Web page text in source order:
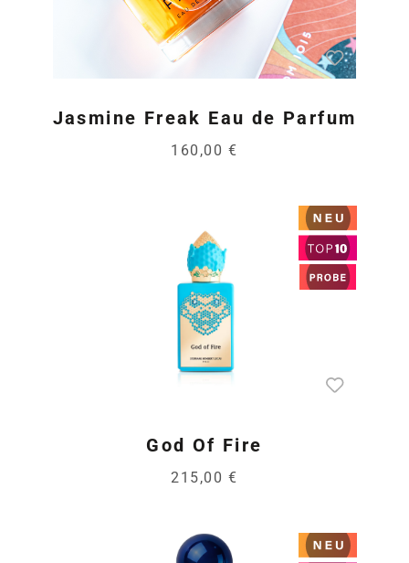
Jasmine Freak Eau de Parfum
160,00 €
God Of Fire
215,00 €